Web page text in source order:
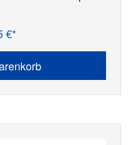
€*